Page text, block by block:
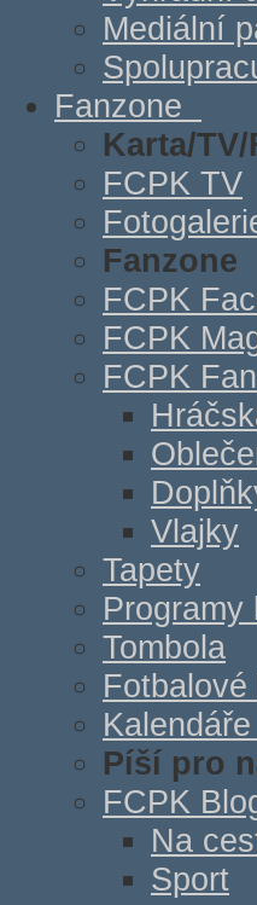
Mediální
Fanzone
Karta/
FCPK TV
Fanzone
FCPK
FCPK
FCPK
Vlajky
Tapety
Tombola
Píší pro
FCPK
Na
Sport